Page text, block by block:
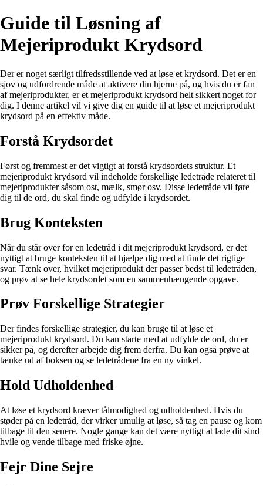
Guide til Løsning af
Mejeriprodukt Krydsord
Der er noget særligt tilfredsstillende ved at løse et krydsord. Det er en
sjov og udfordrende måde at aktivere din hjerne på, og hvis du er fan
af mejeriprodukter, er et mejeriprodukt krydsord helt sikkert noget for
dig. I denne artikel vil vi give dig en guide til at løse et mejeriprodukt
krydsord på en effektiv måde.
Forstå Krydsordet
Først og fremmest er det vigtigt at forstå krydsordets struktur. Et
mejeriprodukt krydsord vil indeholde forskellige ledetråde relateret til
mejeriprodukter såsom ost, mælk, smør osv. Disse ledetråde vil føre
dig til de ord, du skal finde og udfylde i krydsordet.
Brug Konteksten
Når du står over for en ledetråd i dit mejeriprodukt krydsord, er det
nyttigt at bruge konteksten til at hjælpe dig med at finde det rigtige
svar. Tænk over, hvilket mejeriprodukt der passer bedst til ledetråden,
og prøv at se hele krydsordet som en sammenhængende opgave.
Prøv Forskellige Strategier
Der findes forskellige strategier, du kan bruge til at løse et
mejeriprodukt krydsord. Du kan starte med at udfylde de ord, du er
sikker på, og derefter arbejde dig frem derfra. Du kan også prøve at
tænke ud af boksen og se ledetrådene fra en ny vinkel.
Hold Udholdenhed
At løse et krydsord kræver tålmodighed og udholdenhed. Hvis du
støder på en ledetråd, der virker umulig at løse, så tag en pause og kom
tilbage til den senere. Nogle gange kan det være nyttigt at lade dit sind
hvile og vende tilbage med friske øjne.
Fejr Dine Sejre